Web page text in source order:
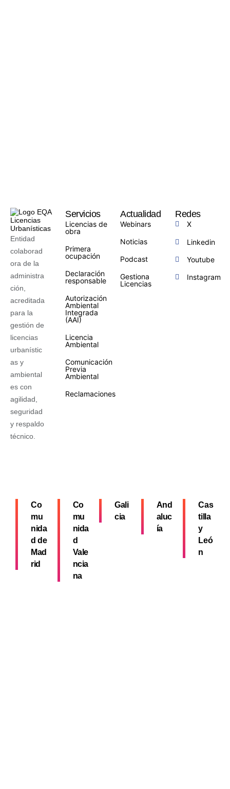
Entidad
colaborad
ora de la
administra
ción,
acreditada
para la
gestión de
licencias
urbanístic
as y
ambiental
es con
agilidad,
seguridad
y respaldo
técnico.
Servicios
Licencias de
obra
Primera
ocupación
Declaración
responsable
Autorización
Ambiental
Integrada
(AAI)
Licencia
Ambiental
Comunicación
Previa
Ambiental
Reclamaciones
Actualidad
Webinars
Noticias
Podcast
Gestiona
Licencias
Redes
X
Linkedin
Youtube
Instagram
Co
mu
nida
d de
Mad
rid
Co
mu
nida
d
Vale
ncia
na
Gali
cia
And
aluc
ía
Cas
tilla
y
Leó
n